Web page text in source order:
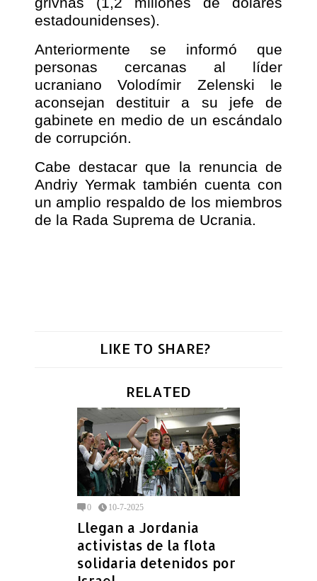
estadounidenses).
Anteriormente se informó que
personas cercanas al líder
ucraniano Volodímir Zelenski le
aconsejan destituir a su jefe de
gabinete en medio de un escándalo
de corrupción.
Cabe destacar que la renuncia de
Andriy Yermak también cuenta con
un amplio respaldo de los miembros
de la Rada Suprema de Ucrania.
LIKE TO SHARE?
RELATED
0 10-7-2025
Llegan a Jordania
activistas de la flota
solidaria detenidos por